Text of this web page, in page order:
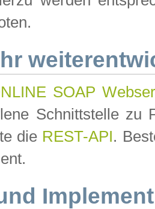
SOAP
Schnittstelle zu
die REST-API.